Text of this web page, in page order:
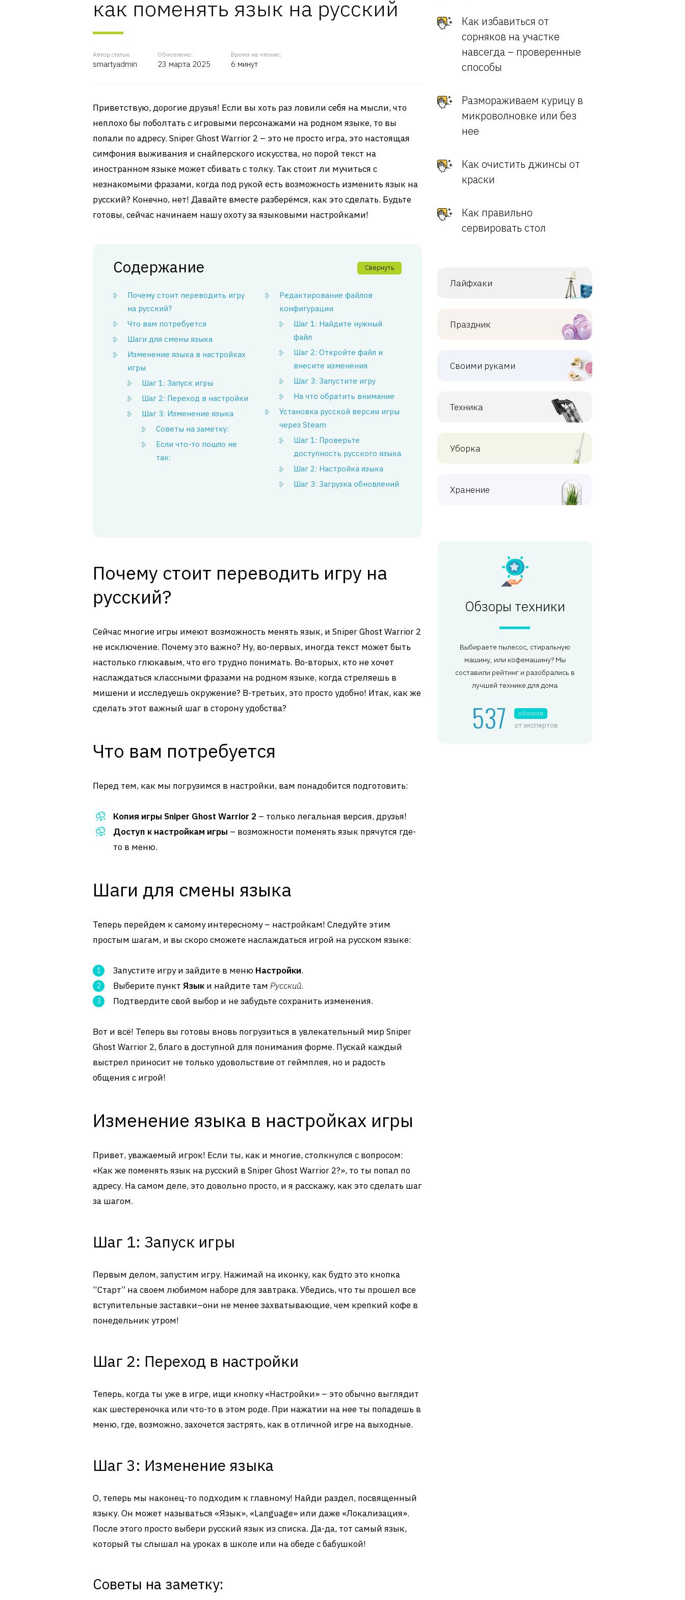
как поменять язык на русский
Автор статьи:
smartyadmin
Обновлено:
23 марта 2025
Время на чтение:
6 минут
Приветствую, дорогие друзья! Если вы хоть раз ловили себя на мысли, что
неплохо бы поболтать с игровыми персонажами на родном языке, то вы
попали по адресу. Sniper Ghost Warrior 2 – это не просто игра, это настоящая
симфония выживания и снайперского искусства, но порой текст на
иностранном языке может сбивать с толку. Так стоит ли мучиться с
незнакомыми фразами, когда под рукой есть возможность изменить язык на
русский? Конечно, нет! Давайте вместе разберёмся, как это сделать. Будьте
готовы, сейчас начинаем нашу охоту за языковыми настройками!
Содержание Свернуть
Почему стоит переводить игру
на русский?
Что вам потребуется
Шаги для смены языка
Изменение языка в настройках
игры
Шаг 1: Запуск игры
Шаг 2: Переход в настройки
Шаг 3: Изменение языка
Советы на заметку:
Если что-то пошло не
так:
Редактирование файлов
конфигурации
Шаг 1: Найдите нужный
файл
Шаг 2: Откройте файл и
внесите изменения
Шаг 3: Запустите игру
На что обратить внимание
Установка русской версии игры
через Steam
Шаг 1: Проверьте
доступность русского языка
Шаг 2: Настройка языка
Шаг 3: Загрузка обновлений
Почему стоит переводить игру на
русский?
Сейчас многие игры имеют возможность менять язык, и Sniper Ghost Warrior 2
не исключение. Почему это важно? Ну, во-первых, иногда текст может быть
настолько глюкавым, что его трудно понимать. Во-вторых, кто не хочет
наслаждаться классными фразами на родном языке, когда стреляешь в
мишени и исследуешь окружение? В-третьих, это просто удобно! Итак, как же
сделать этот важный шаг в сторону удобства?
Что вам потребуется
Перед тем, как мы погрузимся в настройки, вам понадобится подготовить:
Копия игры Sniper Ghost Warrior 2 – только легальная версия, друзья!
Доступ к настройкам игры – возможности поменять язык прячутся где-
то в меню.
Шаги для смены языка
Теперь перейдем к самому интересному – настройкам! Следуйте этим
простым шагам, и вы скоро сможете наслаждаться игрой на русском языке:
Запустите игру и зайдите в меню Настройки.
Выберите пункт Язык и найдите там Русский.
Подтвердите свой выбор и не забудьте сохранить изменения.
Вот и всё! Теперь вы готовы вновь погрузиться в увлекательный мир Sniper
Ghost Warrior 2, благо в доступной для понимания форме. Пускай каждый
выстрел приносит не только удовольствие от геймплея, но и радость
общения с игрой!
Изменение языка в настройках игры
Привет, уважаемый игрок! Если ты, как и многие, столкнулся с вопросом:
«Как же поменять язык на русский в Sniper Ghost Warrior 2?», то ты попал по
адресу. На самом деле, это довольно просто, и я расскажу, как это сделать шаг
за шагом.
Шаг 1: Запуск игры
Первым делом, запустим игру. Нажимай на иконку, как будто это кнопка
“Старт” на своем любимом наборе для завтрака. Убедись, что ты прошел все
вступительные заставки–они не менее захватывающие, чем крепкий кофе в
понедельник утром!
Шаг 2: Переход в настройки
Теперь, когда ты уже в игре, ищи кнопку «Настройки» – это обычно выглядит
как шестереночка или что-то в этом роде. При нажатии на нее ты попадешь в
меню, где, возможно, захочется застрять, как в отличной игре на выходные.
Шаг 3: Изменение языка
О, теперь мы наконец-то подходим к главному! Найди раздел, посвященный
языку. Он может называться «Язык», «Language» или даже «Локализация».
После этого просто выбери русский язык из списка. Да-да, тот самый язык,
который ты слышал на уроках в школе или на обеде с бабушкой!
Советы на заметку:
Как избавиться от
сорняков на участке
навсегда – проверенные
способы
Размораживаем курицу в
микроволновке или без
нее
Как очистить джинсы от
краски
Как правильно
сервировать стол
Лайфхаки
Праздник
Своими руками
Техника
Уборка
Хранение
Обзоры техники
Выбираете пылесос, стиральную
машину, или кофемашину? Мы
составили рейтинг и разобрались в
лучшей технике для дома
537 обзоров
от экспертов